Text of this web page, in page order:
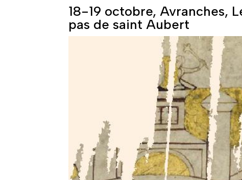
18-19 octobre, Avranches,
pas de saint Aubert